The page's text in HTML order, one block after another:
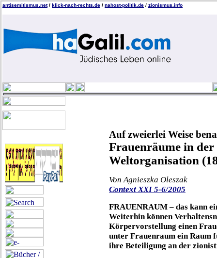
antisemitismus.net/ klick-nach-rechts.de / nahost-politik.de / zionismus.info
Auf zweierlei Weise
Frauenräume in
Weltorganisation
Von Agnieszka Oleszak
Context XXI 5-6/2005
FRAUENRAUM – das kann
Weiterhin können
Körpervorstellung einen
unter Frauenraum ein Raum
ihre Beteiligung an der